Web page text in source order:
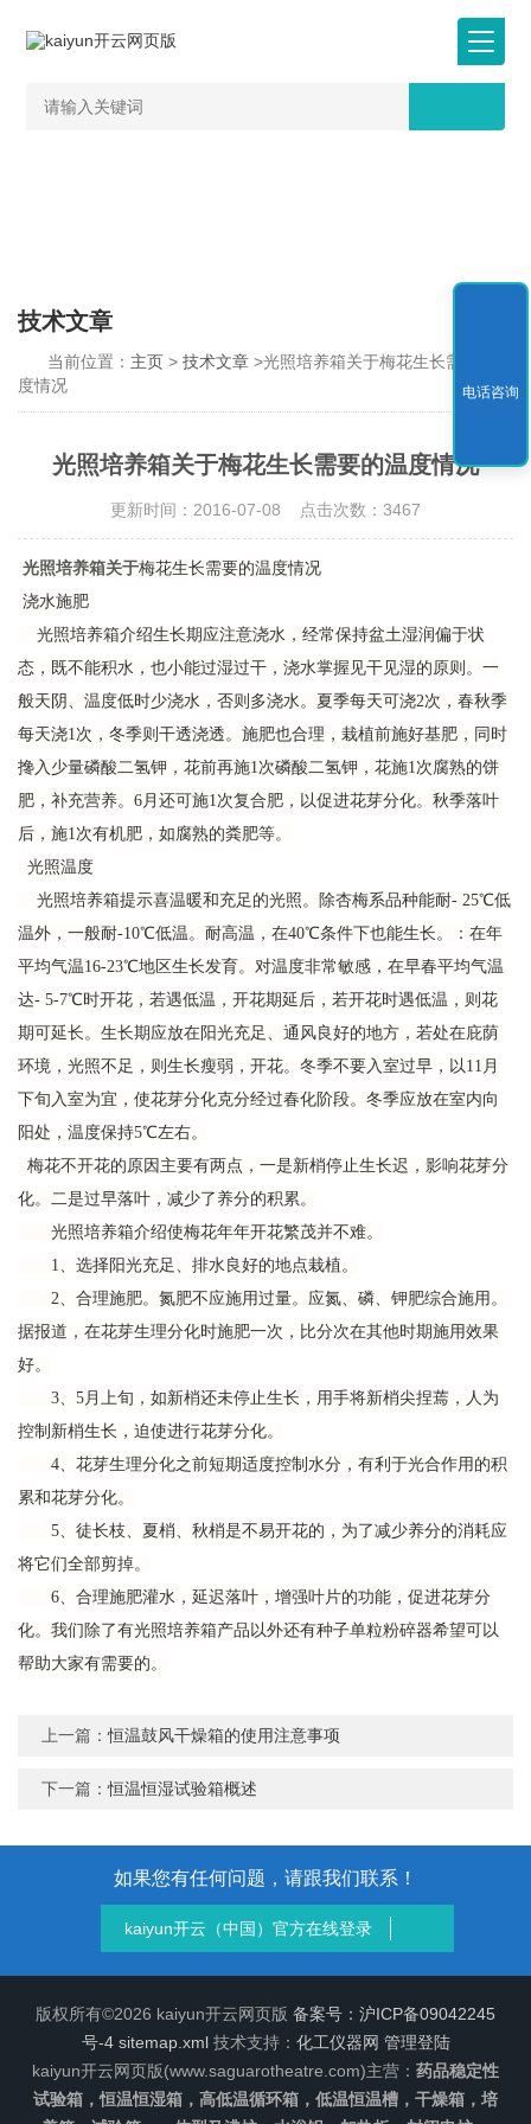
技术文章
当前位置： 主页 >技术文章 >光照培养箱关于梅花生长需要的温
度情况
光照培养箱关于梅花生长需要的温度情况
更新时间：2016-07-08 点击次数：3467
光照培养箱关于梅花生长需要的温度情况
浇水施肥
光照培养箱介绍生长期应注意浇水，经常保持盆土湿润偏于状
态，既不能积水，也小能过湿过干，浇水掌握见干见湿的原则。一
般天阴、温度低时少浇水，否则多浇水。夏季每天可浇2次，春秋季
每天浇1次，冬季则干透浇透。施肥也合理，栽植前施好基肥，同时
搀入少量磷酸二氢钾，花前再施1次磷酸二氢钾，花施1次腐熟的饼
肥，补充营养。6月还可施1次复合肥，以促进花芽分化。秋季落叶
后，施1次有机肥，如腐熟的粪肥等。
光照温度
光照培养箱提示喜温暖和充足的光照。除杏梅系品种能耐- 25℃低
温外，一般耐-10℃低温。耐高温，在40℃条件下也能生长。：在年
平均气温16-23℃地区生长发育。对温度非常敏感，在早春平均气温
达- 5-7℃时开花，若遇低温，开花期延后，若开花时遇低温，则花
期可延长。生长期应放在阳光充足、通风良好的地方，若处在庇荫
环境，光照不足，则生长瘦弱，开花。冬季不要入室过早，以11月
下旬入室为宜，使花芽分化克分经过春化阶段。冬季应放在室内向
阳处，温度保持5℃左右。
梅花不开花的原因主要有两点，一是新梢停止生长迟，影响花芽分
化。二是过早落叶，减少了养分的积累。
光照培养箱介绍使梅花年年开花繁茂并不难。
1、选择阳光充足、排水良好的地点栽植。
2、合理施肥。氮肥不应施用过量。应氮、磷、钾肥综合施用。
据报道，在花芽生理分化时施肥一次，比分次在其他时期施用效果
好。
3、5月上旬，如新梢还未停止生长，用手将新梢尖捏蔫，人为
控制新梢生长，迫使进行花芽分化。
4、花芽生理分化之前短期适度控制水分，有利于光合作用的积
累和花芽分化。
5、徒长枝、夏梢、秋梢是不易开花的，为了减少养分的消耗应
将它们全部剪掉。
6、合理施肥灌水，延迟落叶，增强叶片的功能，促进花芽分
化。我们除了有光照培养箱产品以外还有种子单粒粉碎器希望可以
帮助大家有需要的。
上一篇：恒温鼓风干燥箱的使用注意事项
下一篇：恒温恒湿试验箱概述
如果您有任何问题，请跟我们联系！
kaiyun开云（中国）官方在线登录
版权所有©2026 kaiyun开云网页版 备案号：沪ICP备09042245
号-4 sitemap.xml技术支持： 化工仪器网 管理登陆
kaiyun开云网页版(www.saguarotheatre.com)主营： 药品稳定性
试验箱，恒温恒湿箱，高低温循环箱，低温恒温槽，干燥箱，培
电话咨询